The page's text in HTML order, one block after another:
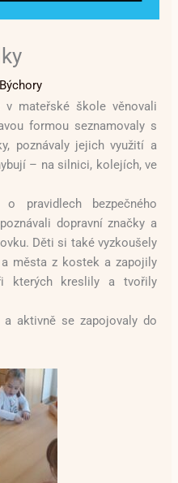
mateřské škole věnovali
formou seznamovaly s
poznávaly jejich využití a
– na silnici, kolejích, ve
pravidlech bezpečného
dopravní značky a
Děti si také vyzkoušely
města z kostek a zapojily
kterých kreslily a tvořily
aktivně se zapojovaly do